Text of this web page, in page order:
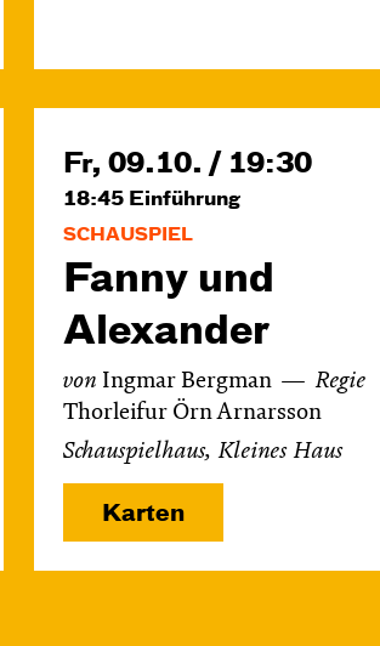
Fr, 09.10. / 19:30
18:45 Einführung
SCHAUSPIEL
Fanny und
Alexander
von Ingmar Bergman
Regie
Thorleifur Örn Arnarsson
Schauspielhaus, Kleines Haus
Karten